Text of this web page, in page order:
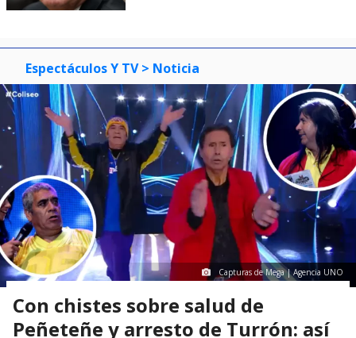
Espectáculos Y TV > Noticia
Capturas de Mega | Agencia UNO
Con chistes sobre salud de
Peñeteñe y arresto de Turrón: así